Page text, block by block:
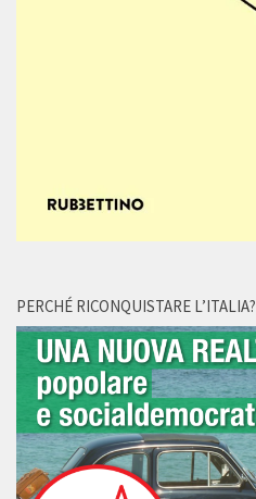
PERCHÉ RICONQUISTARE L’ITALIA?